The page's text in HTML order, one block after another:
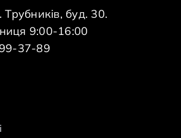
буд. 30.
9:00-16:00
37-89